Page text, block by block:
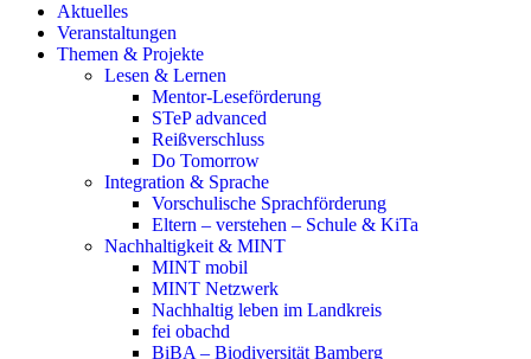
Aktuelles
Veranstaltungen
Themen & Projekte
Lesen & Lernen
Mentor-Leseförderung
STeP advanced
Reißverschluss
Do Tomorrow
Integration & Sprache
Vorschulische Sprachförderung
Eltern – verstehen – Schule & KiTa
Nachhaltigkeit & MINT
MINT mobil
MINT Netzwerk
Nachhaltig leben im Landkreis
fei obachd
BiBA – Biodiversität Bamberg